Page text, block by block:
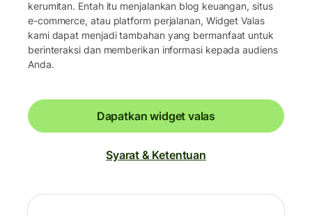
kerumitan. Entah itu menjalankan blog keuangan, situs
e-commerce, atau platform perjalanan, Widget Valas
kami dapat menjadi tambahan yang bermanfaat untuk
berinteraksi dan memberikan informasi kepada audiens
Anda.
Dapatkan widget valas
Syarat & Ketentuan